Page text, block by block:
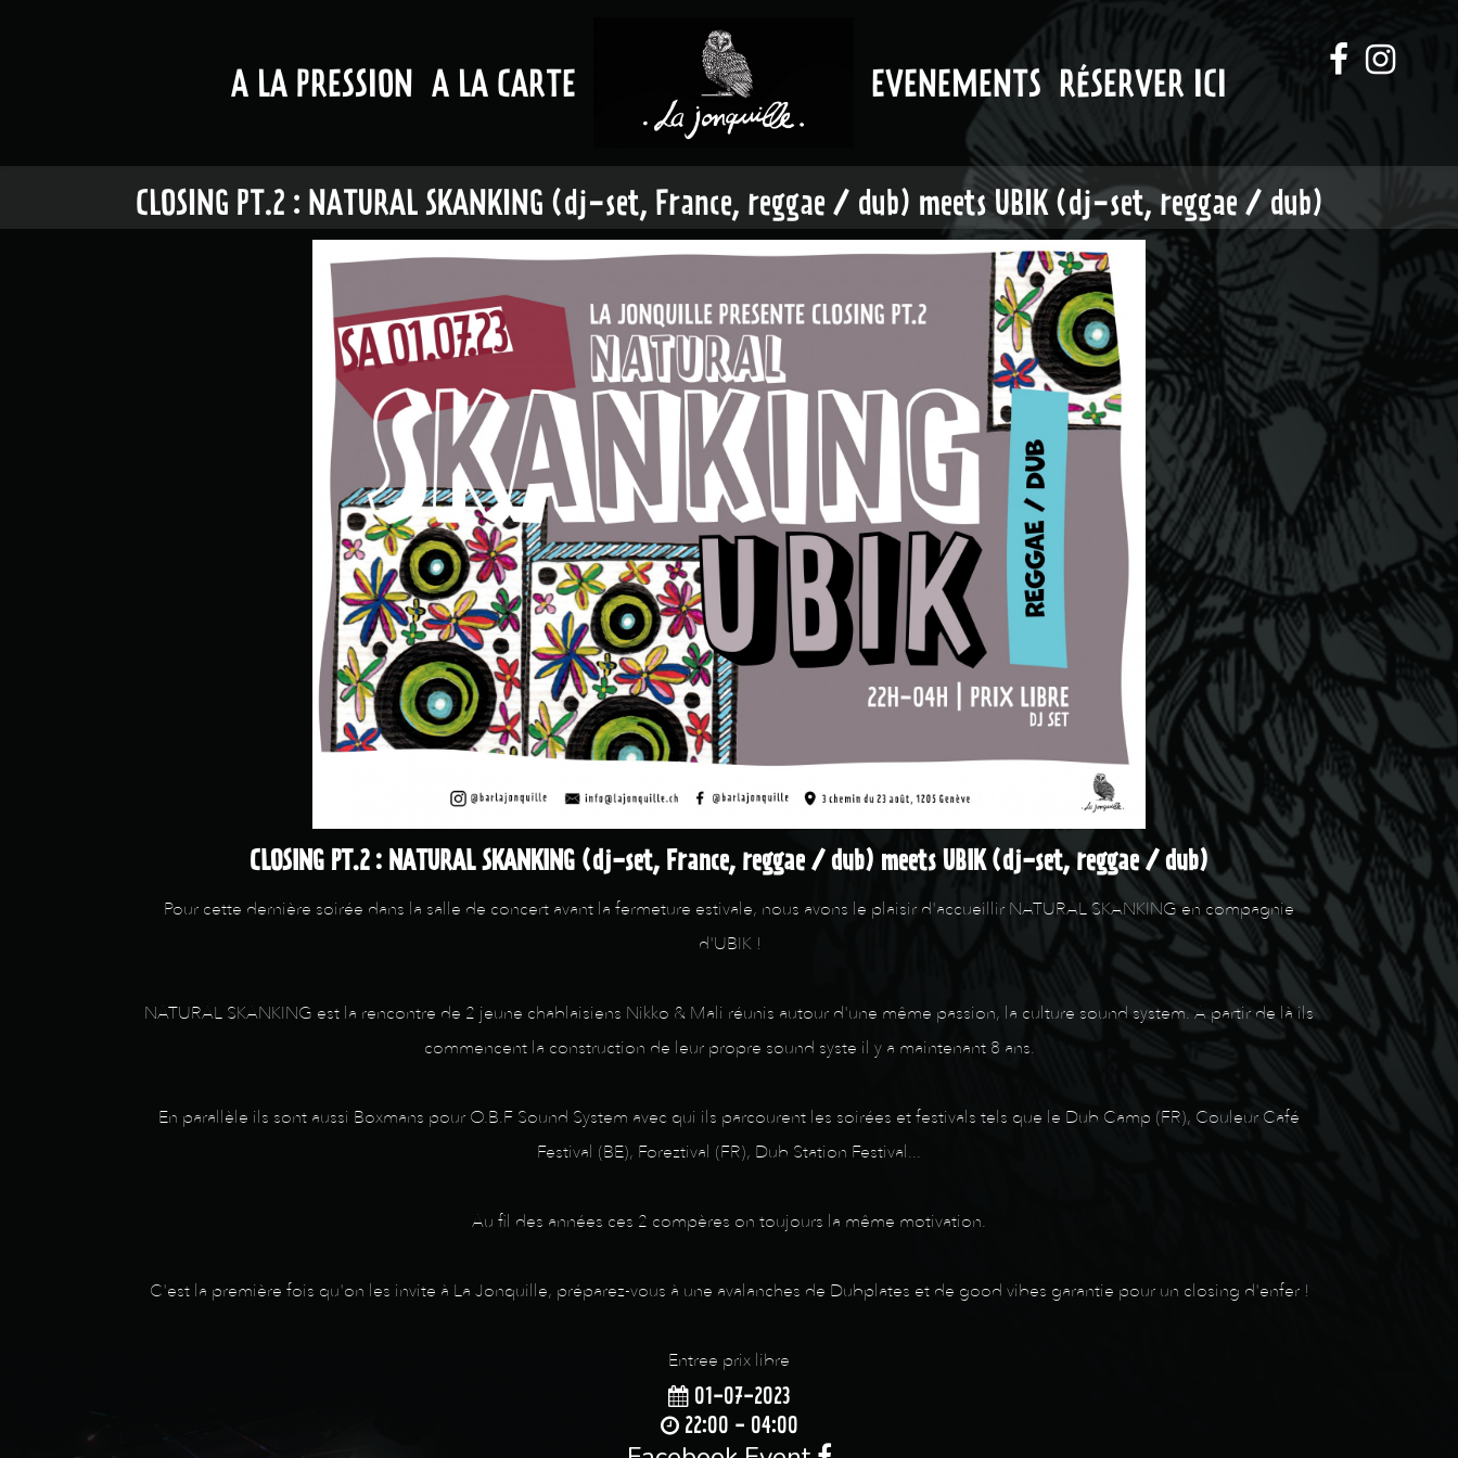
A LA PRESSION A LA CARTE EVENEMENTS RÉSERVER ICI
CLOSING PT.2 : NATURAL SKANKING (dj-set, France, reggae / dub) meets UBIK (dj-set, reggae / dub)
CLOSING PT.2 : NATURAL SKANKING (dj-set, France, reggae / dub) meets UBIK (dj-set, reggae / dub)
Pour cette dernière soirée dans la salle de concert avant la fermeture estivale, nous avons le plaisir d'accueillir NATURAL SKANKING en compagnie
d'UBIK !
NATURAL SKANKING est la rencontre de 2 jeune chablaisiens Nikko & Mali réunis autour d'une même passion, la culture sound system. A partir de là ils
commencent la construction de leur propre sound syste il y a maintenant 8 ans.
En parallèle ils sont aussi Boxmans pour O.B.F Sound System avec qui ils parcourent les soirées et festivals tels que le Dub Camp (FR), Couleur Café
Festival (BE), Foreztival (FR), Dub Station Festival...
Au fil des années ces 2 compères on toujours la même motivation.
C'est la première fois qu'on les invite à La Jonquille, préparez-vous à une avalanches de Dubplates et de good vibes garantie pour un closing d'enfer !
Entree prix libre
01-07-2023
22:00 - 04:00